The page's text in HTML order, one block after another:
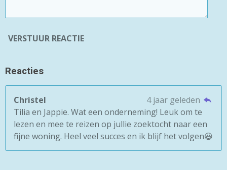
VERSTUUR REACTIE
Reacties
Christel
4 jaar geleden
Tilia en Jappie. Wat een onderneming! Leuk om te
lezen en mee te reizen op jullie zoektocht naar een
fijne woning. Heel veel succes en ik blijf het volgen😃